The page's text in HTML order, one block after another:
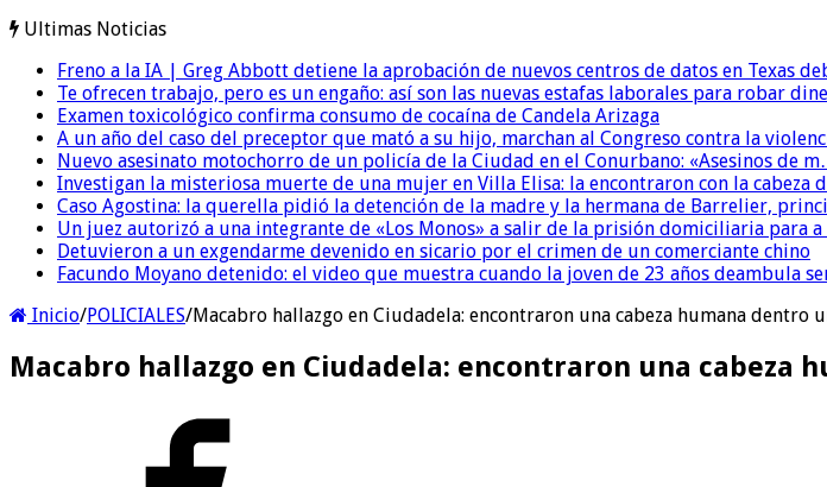
Ultimas Noticias
Freno a la IA | Greg Abbott detiene la aprobación de nuevos centros de datos en Texas
Te ofrecen trabajo, pero es un engaño: así son las nuevas estafas laborales para robar
Examen toxicológico confirma consumo de cocaína de Candela Arizaga
A un año del caso del preceptor que mató a su hijo, marchan al Congreso contra la
Nuevo asesinato motochorro de un policía de la Ciudad en el Conurbano: «Asesinos de
Investigan la misteriosa muerte de una mujer en Villa Elisa: la encontraron con la cabeza
Caso Agostina: la querella pidió la detención de la madre y la hermana de Barrelier,
Un juez autorizó a una integrante de «Los Monos» a salir de la prisión domiciliaria para
Detuvieron a un exgendarme devenido en sicario por el crimen de un comerciante chino
Facundo Moyano detenido: el video que muestra cuando la joven de 23 años deambula
Inicio/POLICIALES/Macabro hallazgo en Ciudadela: encontraron una cabeza humana dentro
Macabro hallazgo en Ciudadela: encontraron una cabeza